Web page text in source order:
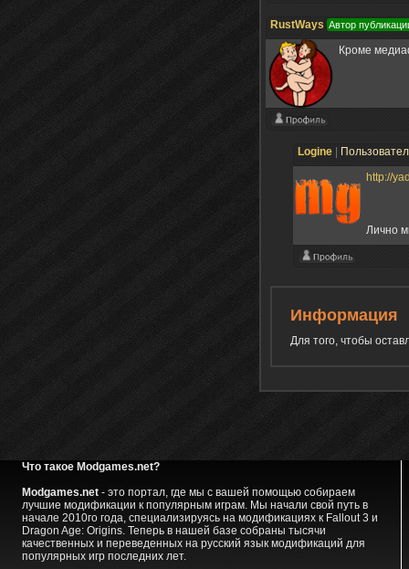
RustWays Автор
Кроме
Logine
http://
Лично
Информация
Для того, чтобы
Что такое Modgames.net?
Modgames.net- это портал, где мы с вашей помощью собираем
лучшие модификации к популярным играм. Мы начали свой путь в
начале 2010го года, специализируясь на модификациях к Fallout 3 и
Dragon Age: Origins. Теперь в нашей базе собраны тысячи
качественных и переведенных на русский язык модификаций для
популярных игр последних лет.